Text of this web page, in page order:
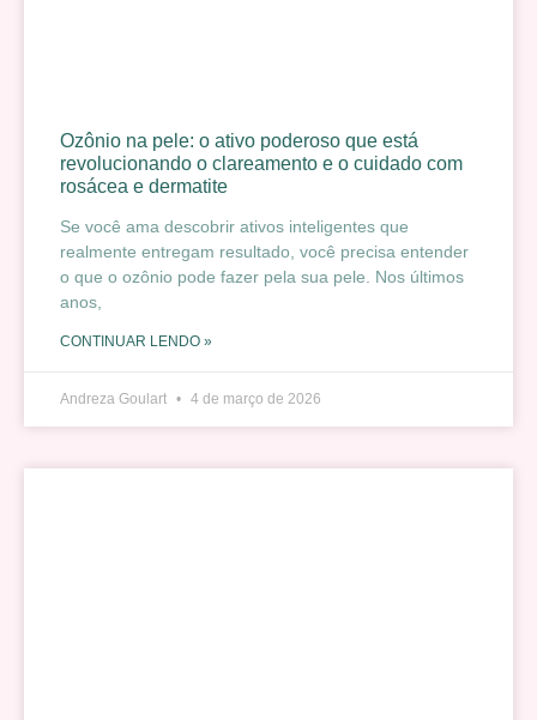
Ozônio na pele: o ativo poderoso que está
revolucionando o clareamento e o cuidado com
rosácea e dermatite
Se você ama descobrir ativos inteligentes que
realmente entregam resultado, você precisa entender
o que o ozônio pode fazer pela sua pele. Nos últimos
anos,
CONTINUAR LENDO »
Andreza Goulart 4 de março de 2026